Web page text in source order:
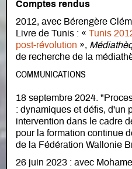
Comptes rendus
2012, avec Bérengère
Livre de Tunis : « Tunis
post-révolution »,
de recherche de la
COMMUNICATIONS
18 septembre 2024.
: dynamiques et défis, d'un
intervention dans le cadre
pour la formation continue
de la Fédération Wallonie
26 juin 2023 : avec